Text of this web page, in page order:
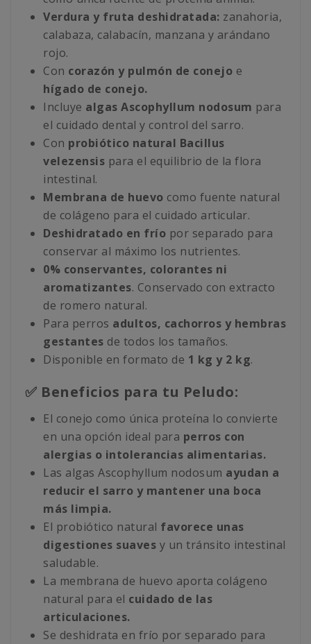
Verdura y fruta deshidratada: zanahoria,
calabaza, calabacín, manzana y arándano
rojo.
Con corazón y pulmón de conejo e
hígado de conejo.
Incluye algas Ascophyllum nodosum para
el cuidado dental y control del sarro.
Con probiótico natural Bacillus
velezensis para el equilibrio de la flora
intestinal.
Membrana de huevo como fuente natural
de colágeno para el cuidado articular.
Deshidratado en frío por separado para
conservar al máximo los nutrientes.
0% conservantes, colorantes ni
aromatizantes. Conservado con extracto
de romero natural.
Para perros adultos, cachorros y hembras
gestantes de todos los tamaños.
Disponible en formato de 1 kg y 2 kg.
✅ Beneficios para tu Peludo:
El conejo como única proteína lo convierte
en una opción ideal para perros con
alergias o intolerancias alimentarias.
Las algas Ascophyllum nodosum ayudan a
reducir el sarro y mantener una boca
más limpia.
El probiótico natural favorece unas
digestiones suaves y un tránsito intestinal
saludable.
La membrana de huevo aporta colágeno
natural para el cuidado de las
articulaciones.
Se deshidrata en frío por separado para